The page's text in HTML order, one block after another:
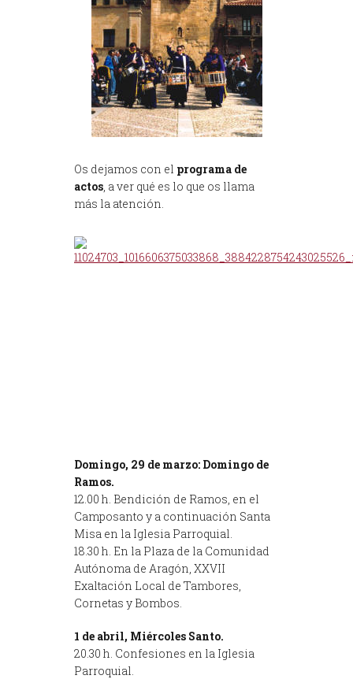
Os dejamos con el programa de
actos, a ver qué es lo que os llama
más la atención.
Domingo, 29 de marzo: Domingo de
Ramos.
12.00 h. Bendición de Ramos, en el
Camposanto y a continuación Santa
Misa en la Iglesia Parroquial.
18.30 h. En la Plaza de la Comunidad
Autónoma de Aragón, XXVII
Exaltación Local de Tambores,
Cornetas y Bombos.
1 de abril, Miércoles Santo.
20.30 h. Confesiones en la Iglesia
Parroquial.